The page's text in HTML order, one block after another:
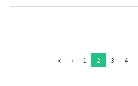
1 2 3 4